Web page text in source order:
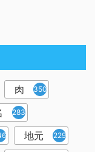
肉 350
283
地元 229